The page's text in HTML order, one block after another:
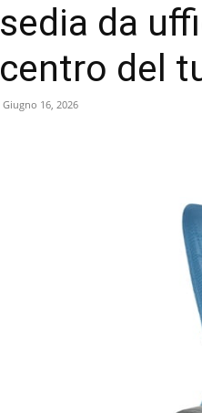
sedia da
centro del
Giugno 16, 2026